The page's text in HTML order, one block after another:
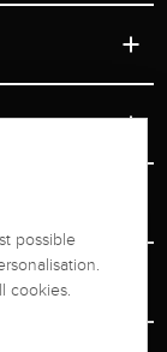
possible
cookies.